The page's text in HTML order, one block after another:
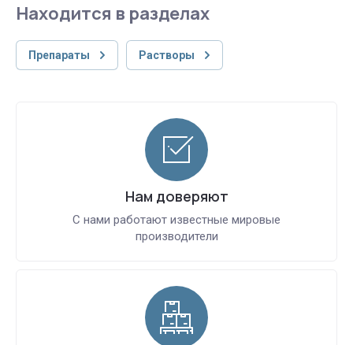
Находится в разделах
Препараты Растворы
Нам доверяют
С нами работают известные мировые
производители